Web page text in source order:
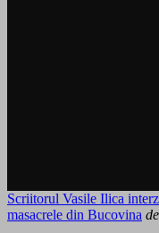
Scriitorul Vasile Ilica
masacrele din Bucovina de